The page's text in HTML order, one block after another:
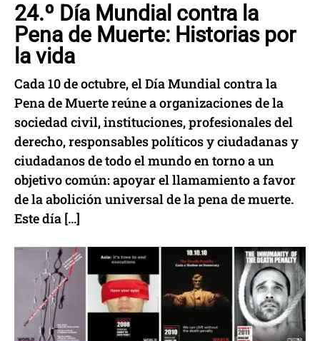
24.º Día Mundial contra la
Pena de Muerte: Historias por
la vida
Cada 10 de octubre, el Día Mundial contra la
Pena de Muerte reúne a organizaciones de la
sociedad civil, instituciones, profesionales del
derecho, responsables políticos y ciudadanas y
ciudadanos de todo el mundo en torno a un
objetivo común: apoyar el llamamiento a favor
de la abolición universal de la pena de muerte.
Este día […]